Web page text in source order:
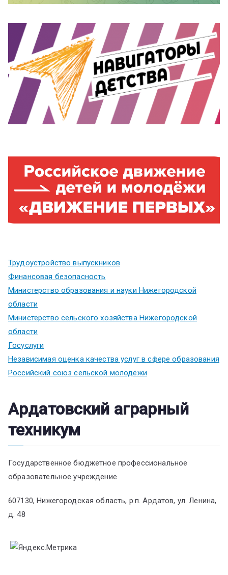
Трудоустройство выпускников
Финансовая безопасность
Министерство образования и науки Нижегородской
области
Министерство сельского хозяйства Нижегородской
области
Госуслуги
Независимая оценка качества услуг в сфере образования
Российский союз сельской молодёжи
Ардатовский аграрный
техникум
Государственное бюджетное профессиональное
образовательное учреждение
607130, Нижегородская область, р.п. Ардатов, ул. Ленина,
д. 48